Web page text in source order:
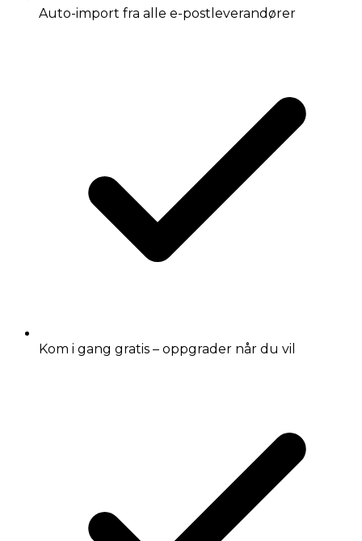
Auto-import fra alle e-postleverandører
Kom i gang gratis – oppgrader når du vil